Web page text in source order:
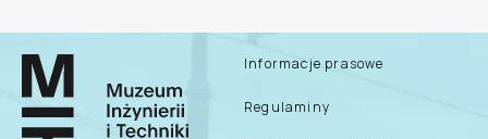
Informacje prasowe
Regulaminy